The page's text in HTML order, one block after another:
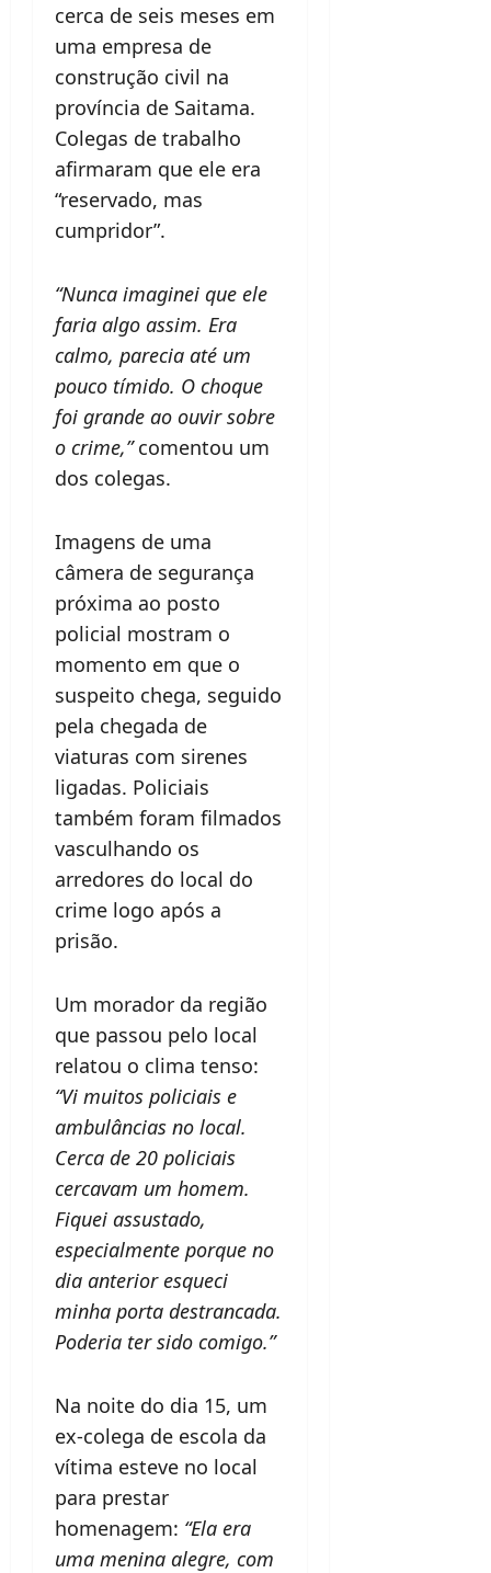
cerca de seis meses em
uma empresa de
construção civil na
província de Saitama.
Colegas de trabalho
afirmaram que ele era
“reservado, mas
cumpridor”.
“Nunca imaginei que ele
faria algo assim. Era
calmo, parecia até um
pouco tímido. O choque
foi grande ao ouvir sobre
o crime,”comentou um
dos colegas.
Imagens de uma
câmera de segurança
próxima ao posto
policial mostram o
momento em que o
suspeito chega, seguido
pela chegada de
viaturas com sirenes
ligadas. Policiais
também foram filmados
vasculhando os
arredores do local do
crime logo após a
prisão.
Um morador da região
que passou pelo local
relatou o clima tenso:
“Vi muitos policiais e
ambulâncias no local.
Cerca de 20 policiais
cercavam um homem.
Fiquei assustado,
especialmente porque no
dia anterior esqueci
minha porta destrancada.
Poderia ter sido comigo.”
Na noite do dia 15, um
ex-colega de escola da
vítima esteve no local
para prestar
homenagem: “Ela era
uma menina alegre, com